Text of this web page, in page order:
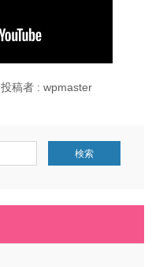
投稿者 : wpmaster